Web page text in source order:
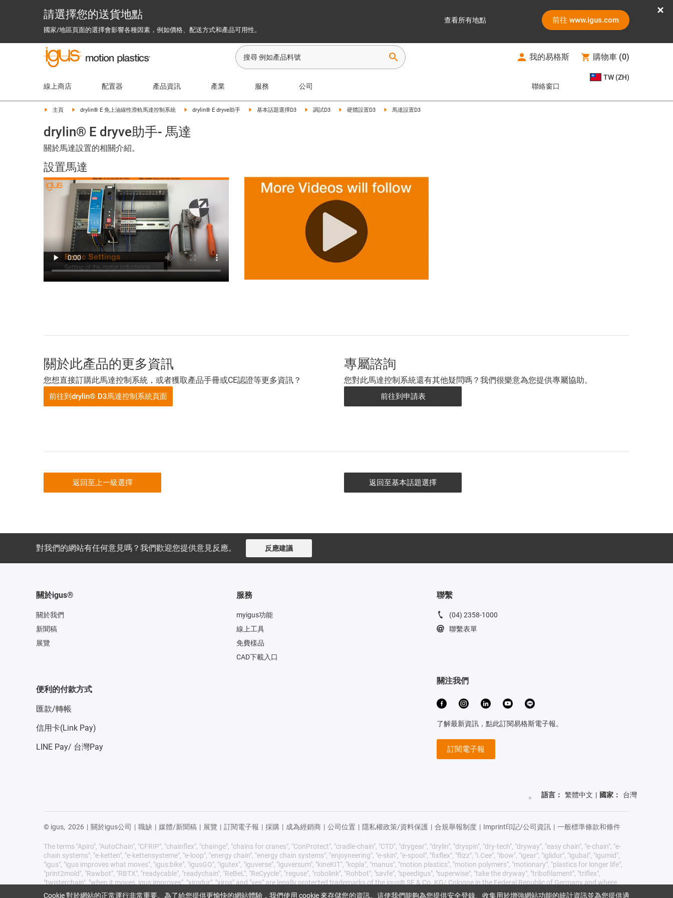
請選擇您的送貨地點
國家/地區頁面的選擇會影響各種因素，例如價格、配送方式和產品可用性。
查看所有地點 前往 www.igus.com
search 我的易格斯 購物車 (0)
線上商店 配置器 產品資訊 產業 服務 公司 聯絡窗口
TW (ZH)
主頁 drylin® E 免上油線性滑軌馬達控制系統 drylin® E dryve助手 基本話題選擇D3 調試D3 硬體設置D3 馬達設置D3
drylin® E dryve助手- 馬達
關於馬達設置的相關介紹。
設置馬達
關於此產品的更多資訊
您想直接訂購此馬達控制系統，或者獲取產品手冊或CE認證等更多資訊？
前往到drylin® D3馬達控制系統頁面
專屬諮詢
您對此馬達控制系統還有其他疑問嗎？我們很樂意為您提供專屬協助。
前往到申請表
返回至上一級選擇 返回至基本話題選擇
對我們的網站有任何意見嗎？我們歡迎您提供意見反應。 反應建議
關於igus®
關於我們
新聞稿
展覽
服務
myigus功能
線上工具
免費樣品
CAD下載入口
聯繫
(04) 2358-1000
聯繫表單
便利的付款方式
匯款/轉帳
信用卡(Link Pay)
LINE Pay/ 台灣Pay
關注我們
了解最新資訊，點此訂閱易格斯電子報。
訂閱電子報
語言： 繁體中文 | 國家： 台灣
© igus, 2026 | 關於igus公司 | 職缺 | 媒體/新聞稿 | 展覽 | 訂閱電子報 | 採購 | 成為經銷商 | 公司位置 | 隱私權政策/資料保護 | 合規舉報制度 | Imprint印記/公司資訊 | 一般標準條款和條件
The terms "Apiro", "AutoChain", "CFRIP", "chainflex", "chainge", "chains for cranes", "ConProtect", "cradle-chain", "CTD", "drygear", "drylin", "dryspin", "dry-tech", "dryway", "easy chain", "e-chain", "e-
chain systems", "e-ketten", "e-kettensysteme", "e-loop", "energy chain", "energy chain systems", "enjoyneering", "e-skin", "e-spool", "fixflex", "flizz", "i.Cee", "ibow", "igear", "iglidur", "igubal", "igumid",
"igus", "igus improves what moves", "igus:bike", "igusGO", "igutex", "iguverse", "iguversum", "kineKIT", "kopla", "manus", "motion plastics", "motion polymers", "motionary", "plastics for longer life",
"print2mold", "Rawbot", "RBTX", "readycable", "readychain", "ReBeL", "ReCyycle", "reguse", "robolink", "Rohbot", "savfe", "speedigus", "superwise", "take the dryway", "tribofilament", "triflex",
"twisterchain", "when it moves, igus improves", "xirodur", "xiros" and "yes" are legally protected trademarks of the igus® SE & Co. KG/ Cologne in the Federal Republic of Germany and where
applicable in some foreign countries. This is a non-exhaustive list of trademarks (e.g. pending trademark applications or registered trademarks) of igus SE & Co. KG or affiliated companies of
Cookie 對於網站的正常運行非常重要。為了給您提供更愉快的網站體驗，我們使用 cookie 來存儲您的資訊。這使我們能夠為您提供安全登錄、收集用於增強網站功能的統計資訊並為您提供適